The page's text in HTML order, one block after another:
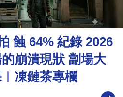
蝕 64% 紀錄 2026
崩潰現狀 劏場大
凍鏈茶專欄